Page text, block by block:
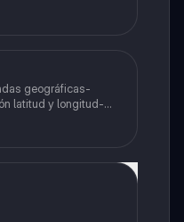
geográficas-
latitud y longitud-
mapa-localización